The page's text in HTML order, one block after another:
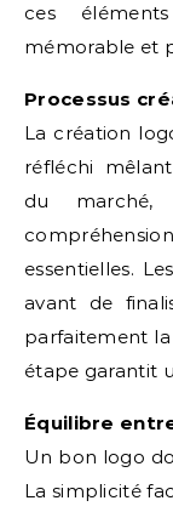
ces
mémorable et
Processus
La création
réfléchi
du marché,
essentielles.
avant de
parfaitement la
étape garantit
Équilibre
Un bon logo
La simplicité